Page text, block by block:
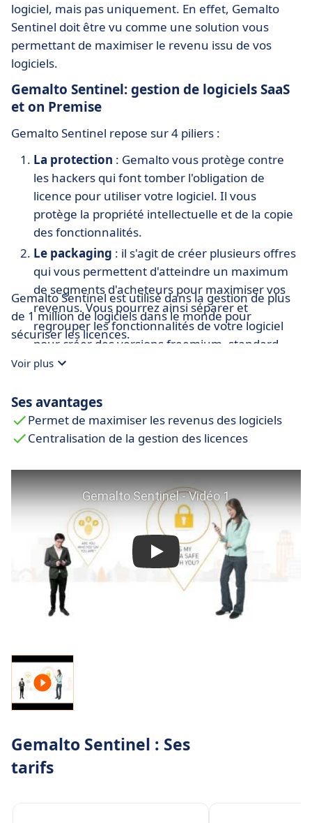
logiciel, mais pas uniquement. En effet, Gemalto
Sentinel doit être vu comme une solution vous
permettant de maximiser le revenu issu de vos
logiciels.
Gemalto Sentinel: gestion de logiciels SaaS
et on Premise
Gemalto Sentinel repose sur 4 piliers :
La protection : Gemalto vous protège contre
les hackers qui font tomber l'obligation de
licence pour utiliser votre logiciel. Il vous
protège la propriété intellectuelle et de la copie
des fonctionnalités.
Le packaging : il s'agit de créer plusieurs offres
qui vous permettent d'atteindre un maximum
de segments d'acheteurs pour maximiser vos
revenus. Vous pourrez ainsi séparer et
regrouper les fonctionnalités de votre logiciel
pour créer des versions freemium, standard,
entreprise, etc.
et les droits à partir d'un endroit unique et
ergonomique. Le module de gestion des
licences permet d'automatiser les tâches les
et réduire les erreurs.
Le tracking (suivi): Gemalto Sentinel collecte
des données sur tous les points évoqués plus
haut : licences, droits, pakages, etc. Cela vous
permet de générer des rapports puissants pour
construire votre roadmap produit de manière
plus optimale.
Gemalto Sentinel est utilisé dans la gestion de plus
de 1 million de logiciels dans le monde pour
sécuriser les licences.
Voir plus
Ses avantages
Permet de maximiser les revenus des logiciels
Centralisation de la gestion des licences
Gemalto Sentinel : Ses
tarifs